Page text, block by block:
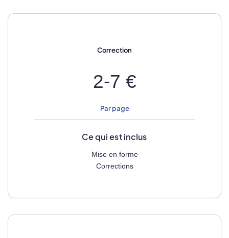
Correction
2-7 €
Par page
Ce qui est inclus
Mise en forme
Corrections